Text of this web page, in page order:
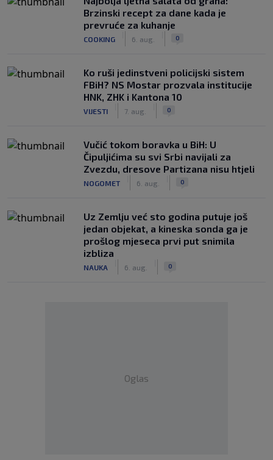
Brzinski recept za dane kada je
prevruće za kuhanje
COOKING 6. aug. 0
Ko ruši jedinstveni policijski sistem
FBiH? NS Mostar prozvala institucije
HNK, ZHK i Kantona 10
VIJESTI 7. aug. 0
Vučić tokom boravka u BiH: U
Čipuljićima su svi Srbi navijali za
Zvezdu, dresove Partizana nisu htjeli
NOGOMET 6. aug. 0
Uz Zemlju već sto godina putuje još
jedan objekat, a kineska sonda ga je
prošlog mjeseca prvi put snimila
izbliza
NAUKA 6. aug. 0
Oglas